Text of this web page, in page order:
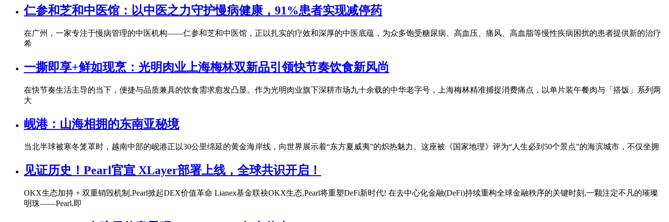
仁参和芝和中医馆：以中医之力守护慢病健康，91%患者实现减停药
在广州，一家专注于慢病管理的中医机构——仁参和芝和中医馆，正以扎实的疗效和深厚的中医底蕴，为众多饱受糖尿病、高血压、痛风、高血脂等慢性疾病困扰的患者提供新的治疗
希
一撕即享+鲜如现烹：光明肉业上海梅林双新品引领快节奏饮食新风尚
在快节奏生活主导的当下，便捷与品质兼具的饮食需求愈发凸显。作为光明肉业旗下深耕市场九十余载的中华老字号，上海梅林精准捕捉消费痛点，以单片装午餐肉与「搭饭」系列两
大
岘港：山海相拥的东南亚秘境
当北半球被寒冬笼罩时，越南中部的岘港正以30公里绵延的黄金海岸线，向世界展示着“东方夏威夷”的炽热魅力。这座被《国家地理》评为“人生必到50个景点”的海滨城市，不仅坐拥
见证历史！Pearl官宣 XLayer部署上线，全球共识开启！
OKX生态加持 + 双重销毁机制,Pearl掀起DEX价值革命 Lianex基金联袂OKX生态,Pearl将重塑DeFi新时代! 在去中心化金融(DeFi)持续重构全球金融秩序的关键时刻,一颗注定不凡的璀璨
明珠——Pearl,即